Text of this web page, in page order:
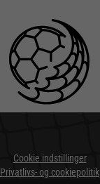
Cookie indstillinger
Privatlivs- og cookiepolitik